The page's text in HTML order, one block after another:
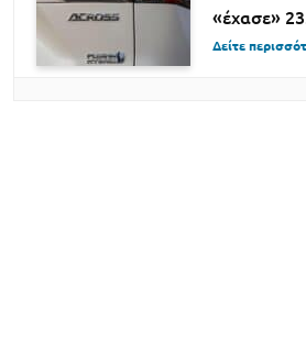
«έχασε»
Δείτε